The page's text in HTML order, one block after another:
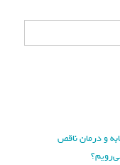
و درمان ناقص